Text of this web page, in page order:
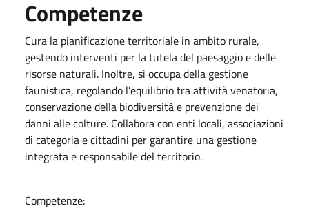
Competenze
Cura la pianificazione territoriale in ambito rurale,
gestendo interventi per la tutela del paesaggio e delle
risorse naturali. Inoltre, si occupa della gestione
faunistica, regolando l’equilibrio tra attività venatoria,
conservazione della biodiversità e prevenzione dei
danni alle colture. Collabora con enti locali, associazioni
di categoria e cittadini per garantire una gestione
integrata e responsabile del territorio.
Competenze: